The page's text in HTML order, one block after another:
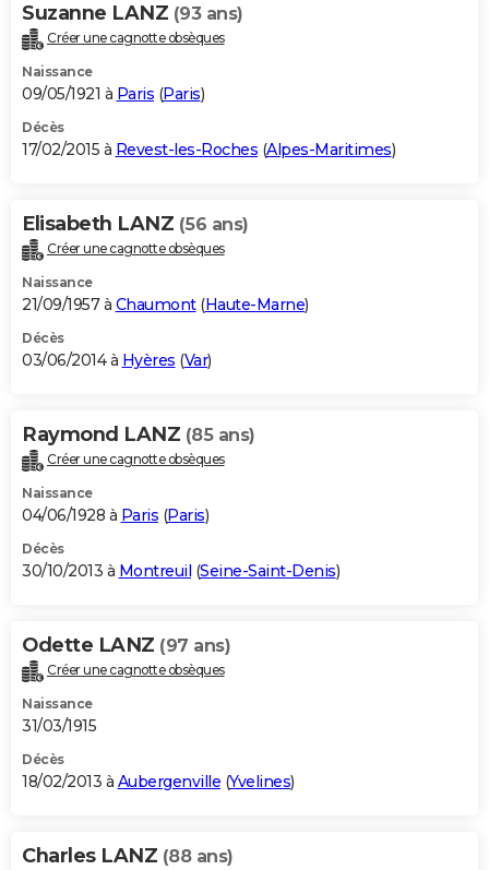
Suzanne LANZ (93 ans)
Créer une cagnotte obsèques
Naissance
09/05/1921 à Paris (Paris)
Décès
17/02/2015 à Revest-les-Roches (Alpes-Maritimes)
Elisabeth LANZ (56 ans)
Créer une cagnotte obsèques
Naissance
21/09/1957 à Chaumont(Haute-Marne)
Décès
03/06/2014 à Hyères (Var)
Raymond LANZ (85 ans)
Créer une cagnotte obsèques
Naissance
04/06/1928 à Paris (Paris)
Décès
30/10/2013 à Montreuil (Seine-Saint-Denis)
Odette LANZ (97 ans)
Créer une cagnotte obsèques
Naissance
31/03/1915
Décès
18/02/2013 à Aubergenville (Yvelines)
Charles LANZ (88 ans)